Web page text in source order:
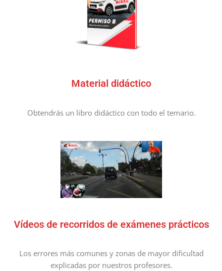
Material didáctico
Obtendrás un libro didáctico con todo el temario.
Vídeos de recorridos de exámenes prácticos
Los errores más comunes y zonas de mayor dificultad
explicadas por nuestros profesores.